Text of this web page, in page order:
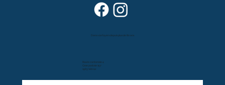
Route cantonale 4
Case postale 157
1963 Vétroz
Dans vos foyers depuis plus de 80 ans